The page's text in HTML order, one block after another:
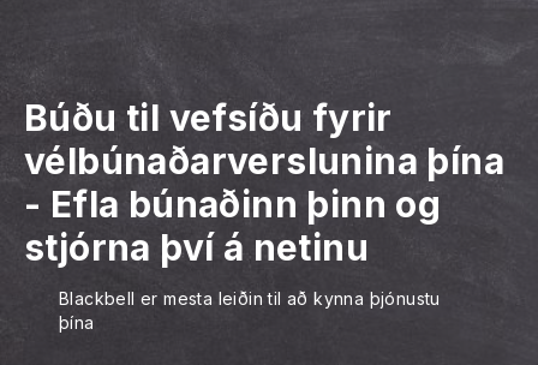
Búðu til vefsíðu fyrir
vélbúnaðarverslunina þína
- Efla búnaðinn þinn og
stjórna því á netinu
Blackbell er mesta leiðin til að kynna þjónustu
þína